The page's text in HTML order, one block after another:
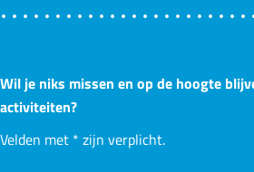
Wil je niks missen en op de hoogte
activiteiten?
Velden met * zijn verplicht.